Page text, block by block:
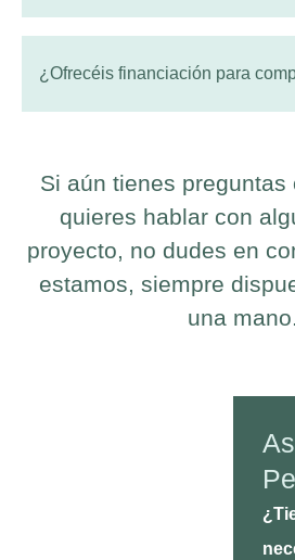
¿Ofrecéis financiación para
Si aún tienes preguntas
quieres hablar con
proyecto, no dudes en
estamos, siempre
una mano.